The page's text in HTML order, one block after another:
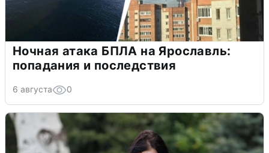
Ночная атака БПЛА на Ярославль:
попадания и последствия
6 августа 0